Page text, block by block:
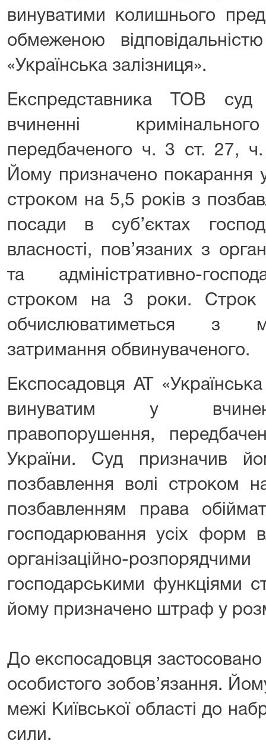
винуватими колишнього
обмеженою
«Українська залізниця».
Експредставника ТОВ
вчиненні
передбаченого ч. 3 ст. 27,
Йому призначено покарання
строком на 5,5 років з
посади в суб’єктах
власності, пов’язаних з
та адміністративно-
строком на 3 роки. Строк
обчислюватиметься з
затримання обвинуваченого.
Експосадовця АТ
винуватим у
правопорушення,
України. Суд призначив
позбавлення волі строком
позбавленням права
господарювання усіх форм
організаційно-
господарськими функціями
йому призначено штраф у
До експосадовця застосовано
особистого зобов’язання.
межі Київської області до
сили.